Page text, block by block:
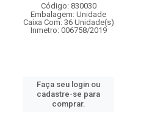
Código: 830030
Embalagem: Unidade
Caixa Com: 36 Unidade(s)
Inmetro: 006758/2019
Faça seu login ou
cadastre-se para
comprar.